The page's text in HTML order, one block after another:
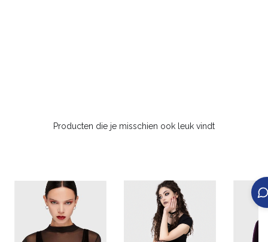
Producten die je misschien ook leuk vindt